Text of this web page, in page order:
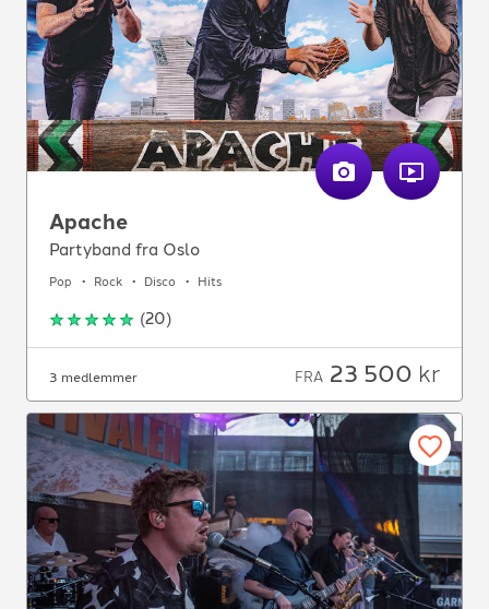
Apache
Partyband fra Oslo
Pop Rock Disco Hits
(20)
3 medlemmer FRA 23 500 kr